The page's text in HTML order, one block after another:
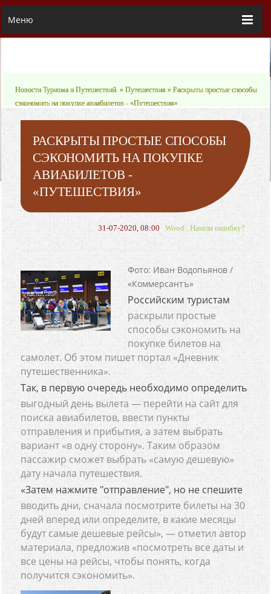
Меню
Новости Туризма и Путешествий. »Путешествия » Раскрыты простые способы
сэкономить на покупке авиабилетов - «Путешествия»
РАСКРЫТЫ ПРОСТЫЕ СПОСОБЫ
СЭКОНОМИТЬ НА ПОКУПКЕ
АВИАБИЛЕТОВ -
«ПУТЕШЕСТВИЯ»
31-07-2020, 08:00 Wood Нашли ошибку?
Фото: Иван Водопьянов /
«Коммерсантъ»
Российским туристам
раскрыли простые
способы сэкономить на
покупке билетов на
самолет. Об этом пишет портал «Дневник
путешественника».
Так, в первую очередь необходимо определить
выгодный день вылета — перейти на сайт для
поиска авиабилетов, ввести пункты
отправления и прибытия, а затем выбрать
вариант «в одну сторону». Таким образом
пассажир сможет выбрать «самую дешевую»
дату начала путешествия.
«Затем нажмите "отправление", но не спешите
вводить дни, сначала посмотрите билеты на 30
дней вперед или определите, в какие месяцы
будут самые дешевые рейсы», — отметил автор
материала, предложив «посмотреть все даты и
все цены на рейсы, чтобы понять, когда
получится сэкономить».